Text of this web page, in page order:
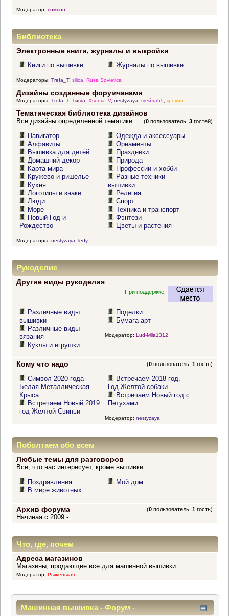
Модератор: помпон
Библиотека
Электронные книги, журналы и выкройки
Книги по вышивке Журналы по вышивке
Модераторы: Trefa_T, silica Rusa Sovietica
Дизайны созданные форумчанами
Модераторы: Trefa_T, Тиша, Xsenia_V, nestyzaya, шейла55, крохин
Тематическая библиотека дизайнов
(0 пользователь,3 гостей)
Все дизайны определенной тематики
Навигатор
Алфавиты
Вышивка для детей
Домашний декор
Карта мира
Кружево и ришелье
Кухня
Логотипы и знаки
Люди
Море
Новый Год и
Рождество
Одежда и аксессуары
Орнаменты
Праздники
Природа
Профессии и хобби
Разные техники
вышивки
Религия
Спорт
Техника и транспорт
Фэнтези
Цветы и растения
Модераторы: nestyzaya ledy
Рукоделие
Другие виды рукоделия
При поддержке:
Различные виды
вышивки
Различные виды
вязания
Куклы и игрушки
Поделки
Бумага-арт
Модератор: Lud-Mila1312
Кому что надо (0 пользователь,1 гость)
Символ 2020 года -
Белая Металлическая
Крыса
Встречаем Новый 2019
год Желтой Свиньи
Встречаем 2018 год.
Год Желтой собаки.
Встречаем Новый год с
Петухами
Модератор: nestyzaya
Поболтаем обо всем
Любые темы для разговоров
Все, что нас интересует, кроме вышивки
Поздравления
В мире животных
Мой дом
Архив форума (0 пользователь,1 гость)
Начиная с 2009 -.....
Что, где, почем
Адреса магазинов
Магазины, продающие все для машинной вышивки
Модератор: Рыженькая
Машинная вышивка - Форум -